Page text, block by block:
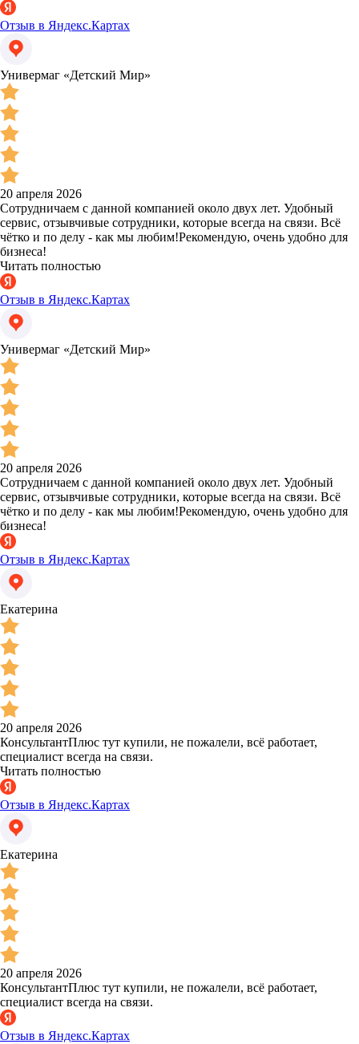
Отзыв в Яндекс.Картах
Универмаг «Детский Мир»
20 апреля 2026
Сотрудничаем с данной компанией около двух лет. Удобный
сервис, отзывчивые сотрудники, которые всегда на связи. Всё
чётко и по делу - как мы любим!Рекомендую, очень удобно для
бизнеса!
Читать полностью
Отзыв в Яндекс.Картах
Универмаг «Детский Мир»
20 апреля 2026
Сотрудничаем с данной компанией около двух лет. Удобный
сервис, отзывчивые сотрудники, которые всегда на связи. Всё
чётко и по делу - как мы любим!Рекомендую, очень удобно для
бизнеса!
Отзыв в Яндекс.Картах
Екатерина
20 апреля 2026
КонсультантПлюс тут купили, не пожалели, всё работает,
специалист всегда на связи.
Читать полностью
Отзыв в Яндекс.Картах
Екатерина
20 апреля 2026
КонсультантПлюс тут купили, не пожалели, всё работает,
специалист всегда на связи.
Отзыв в Яндекс.Картах